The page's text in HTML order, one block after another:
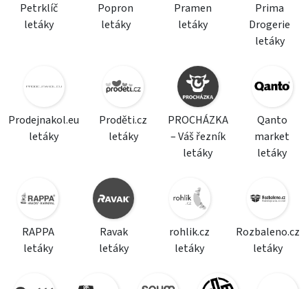
Petrklíč
letáky
Popron
letáky
Pramen
letáky
Prima
Drogerie
letáky
Prodejnakol.eu
letáky
Proděti.cz
letáky
PROCHÁZKA
– Váš řezník
letáky
Qanto
market
letáky
RAPPA
letáky
Ravak
letáky
rohlik.cz
letáky
Rozbaleno.cz
letáky